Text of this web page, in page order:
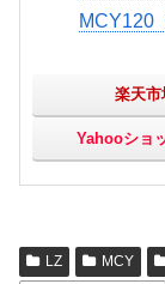
MCY120
楽天市
Yahooショ
LZ MCY